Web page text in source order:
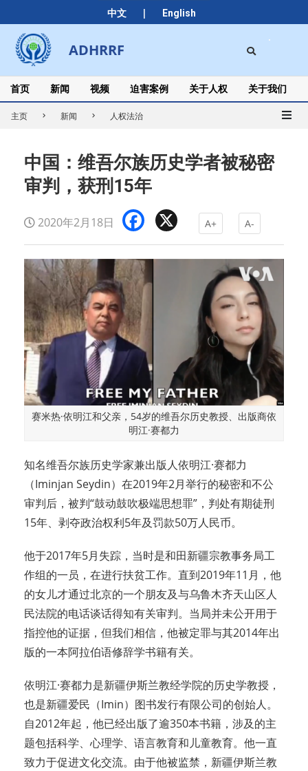
中文 | English
to
content
ADHRRF
Secondary
Navigation
Menu
首页 新闻 视频 迫害案例 关于人权 关于我们
主页 新闻 人权法治
中国：维吾尔族历史学者被秘密
审判，获刑15年
2020年2月18日 Facebook A+ A-
赛米热·依明江和父亲，54岁的维吾尔历史教授、出版商依
明江·赛都力
知名维吾尔族历史学家兼出版人依明江·赛都力
（Iminjan Seydin）在2019年2月举行的秘密和不公
审判后，被判“鼓动鼓吹极端思想罪”，判处有期徒刑
15年、剥夺政治权利5年及罚款50万人民币。
他于2017年5月失踪，当时是和田新疆宗教事务局工
作组的一员，在进行扶贫工作。直到2019年11月，他
的女儿才通过北京的一个朋友及与乌鲁木齐天山区人
民法院的电话谈话得知有关审判。当局并未公开用于
指控他的证据，但我们相信，他被定罪与其2014年出
版的一本阿拉伯语修辞学书籍有关。
依明江·赛都力是新疆伊斯兰教经学院的历史学教授，
也是新疆爱民（Imin）图书发行有限公司的创始人。
自2012年起，他已经出版了逾350本书籍，涉及的主
题包括科学、心理学、语言教育和儿童教育。他一直
致力于促进文化交流。由于他被监禁，新疆伊斯兰教